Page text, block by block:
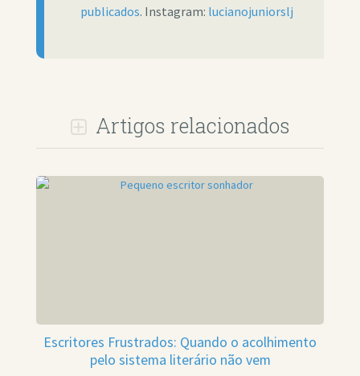
publicados. Instagram: lucianojuniorslj
Artigos relacionados
Escritores Frustrados: Quando o acolhimento
pelo sistema literário não vem